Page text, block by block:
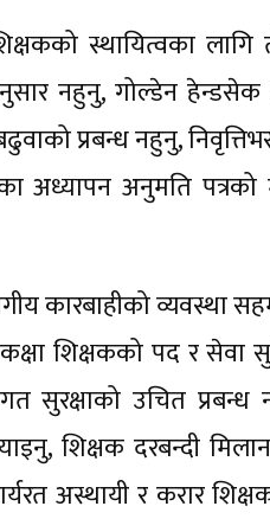
स्थायित्वका
नहुनु, गोल्डेन
प्रबन्ध नहुनु,
अध्यापन अनुमति
कारबाहीको व्यवस्था
शिक्षकको पद र सेवा
सुरक्षाको उचित प्रबन्ध
शिक्षक दरबन्दी
अस्थायी र करार